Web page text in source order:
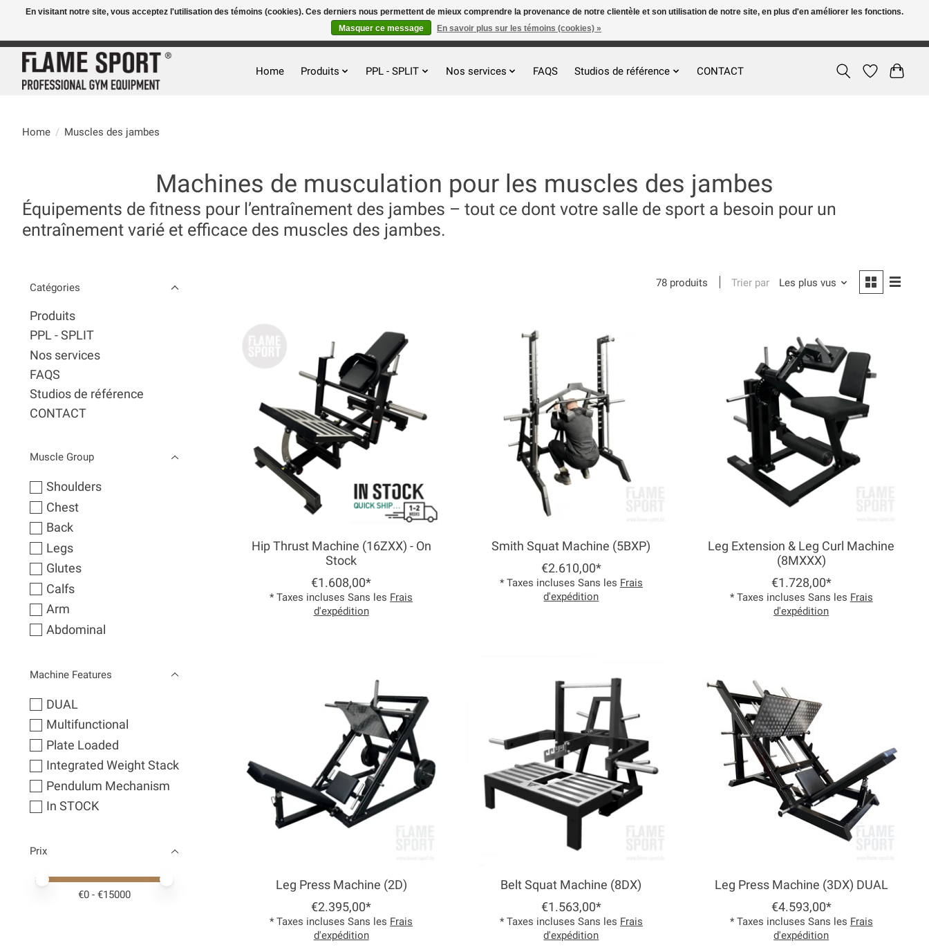
Home Produits PPL - SPLIT Nos services FAQS Studios de référence CONTACT
Home / Muscles des jambes
Machines de musculation pour les muscles des jambes
Équipements de fitness pour l’entraînement des jambes – tout ce dont votre salle de sport a besoin pour un
entraînement varié et efficace des muscles des jambes.
Catégories
Produits
PPL - SPLIT
Nos services
FAQS
Studios de référence
CONTACT
Muscle Group
Shoulders
Chest
Back
Legs
Glutes
Calfs
Arm
Abdominal
Machine Features
DUAL
Multifunctional
Plate Loaded
Integrated Weight Stack
Pendulum Mechanism
In STOCK
Prix
Prix minimum
Price maximum value
€0- €15000
78 produits Trier par Les plus vus
Hip Thrust Machine (16ZXX) - On
Stock
€1.608,00*
* Taxes incluses Sans les Frais
d'expédition
Smith Squat Machine (5BXP)
€2.610,00*
* Taxes incluses Sans les Frais
d'expédition
Leg Extension & Leg Curl Machine
(8MXXX)
€1.728,00*
* Taxes incluses Sans les Frais
d'expédition
Leg Press Machine (2D)
€2.395,00*
* Taxes incluses Sans les Frais
d'expédition
Belt Squat Machine (8DX)
€1.563,00*
* Taxes incluses Sans les Frais
d'expédition
Leg Press Machine (3DX) DUAL
€4.593,00*
* Taxes incluses Sans les Frais
d'expédition
En visitant notre site, vous acceptez l'utilisation des témoins (cookies). Ces derniers nous permettent de mieux comprendre la provenance de notre clientèle et son utilisation de notre site, en plus d'en améliorer les fonctions.
Masquer ce message
En savoir plus sur les témoins (cookies) »